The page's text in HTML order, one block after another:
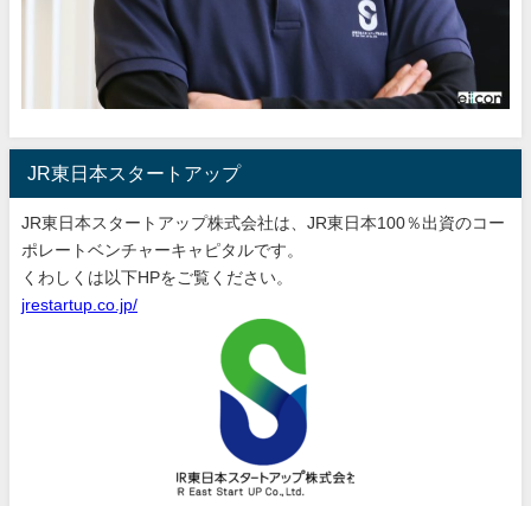
JR東日本スタートアップ
JR東日本スタートアップ株式会社は、JR東日本100％出資のコー
ポレートベンチャーキャピタルです。
くわしくは以下HPをご覧ください。
jrestartup.co.jp/